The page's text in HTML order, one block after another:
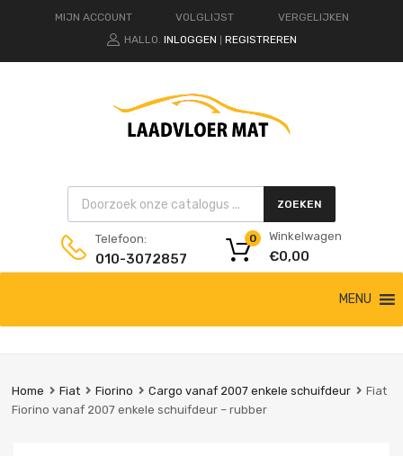
MIJN ACCOUNT VOLGLIJST
VERGELIJKEN
HALLO. INLOGGEN REGISTREREN
Products search ZOEKEN
Telefoon:
010-3072857
Winkelwagen
€0,00
0
de
MENU
Home Fiat Fiorino Cargo vanaf 2007 enkele schuifdeur
Fiat
Fiorino vanaf 2007 enkele schuifdeur – rubber